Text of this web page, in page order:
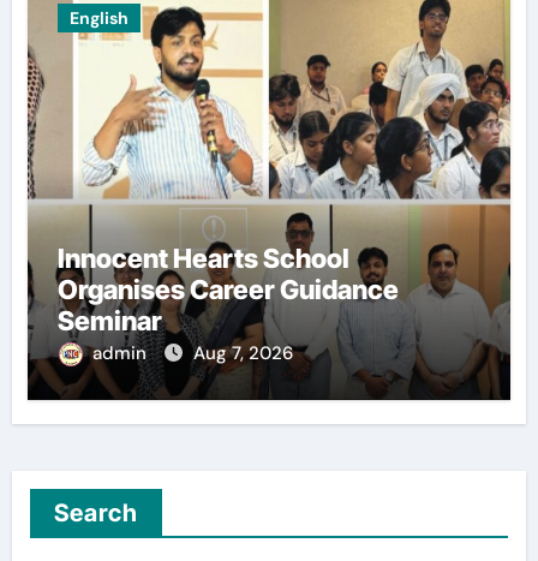
English
Innocent Hearts School
Organises Career Guidance
Seminar
admin Aug 7, 2026
Search